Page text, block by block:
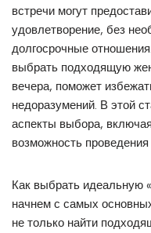
встречи могут
удовлетворение, без
долгосрочные
выбрать подходящую
вечера, поможет
недоразумений. В этой
аспекты выбора,
возможность проведения
Как выбрать идеальную
начнем с самых
не только найти